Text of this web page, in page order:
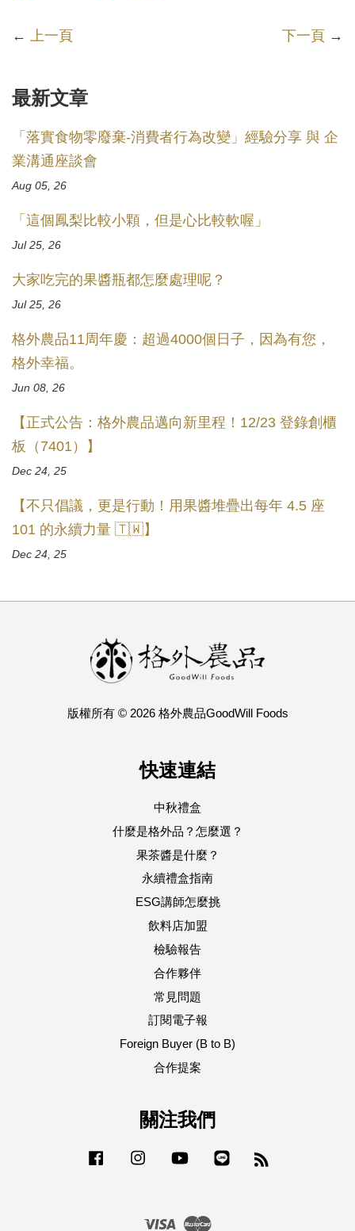
← 上一頁 下一頁 →
最新文章
「落實食物零廢棄-消費者行為改變」經驗分享 與 企
業溝通座談會
Aug 05, 26
「這個鳳梨比較小顆，但是心比較軟喔」
Jul 25, 26
大家吃完的果醬瓶都怎麼處理呢？
Jul 25, 26
格外農品11周年慶：超過4000個日子，因為有您，
格外幸福。
Jun 08, 26
【正式公告：格外農品邁向新里程！12/23 登錄創櫃
板（7401）】
Dec 24, 25
【不只倡議，更是行動！用果醬堆疊出每年 4.5 座
101 的永續力量 🇹🇼】
Dec 24, 25
版權所有 © 2026 格外農品GoodWill Foods
快速連結
中秋禮盒
什麼是格外品？怎麼選？
果茶醬是什麼？
永續禮盒指南
ESG講師怎麼挑
飲料店加盟
檢驗報告
合作夥伴
常見問題
訂閱電子報
Foreign Buyer (B to B)
合作提案
關注我們
Facebook Instagram YouTube
Visa